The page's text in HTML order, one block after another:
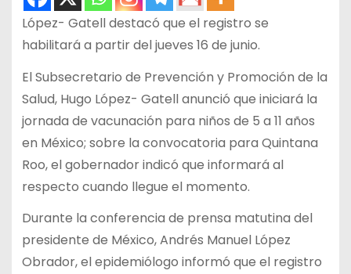
López- Gatell destacó que el registro se
habilitará a partir del jueves 16 de junio.
El Subsecretario de Prevención y Promoción de la
Salud, Hugo López- Gatell anunció que iniciará la
jornada de vacunación para niños de 5 a 11 años
en México; sobre la convocatoria para Quintana
Roo, el gobernador indicó que informará al
respecto cuando llegue el momento.
Durante la conferencia de prensa matutina del
presidente de México, Andrés Manuel López
Obrador, el epidemiólogo informó que el registro